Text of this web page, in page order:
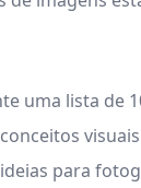
uma lista de
para